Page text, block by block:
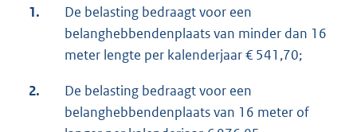
1.
De belasting bedraagt voor een
belanghebbendenplaats van minder dan 16
meter lengte per kalenderjaar € 541,70;
2.
De belasting bedraagt voor een
belanghebbendenplaats van 16 meter of